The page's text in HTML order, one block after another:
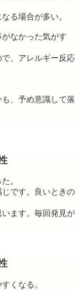
る場合が多い。
がなかった気がす
、アレルギー反応
、予め意識して落
。
です。良いときの
ます。毎回発見が
くなる。